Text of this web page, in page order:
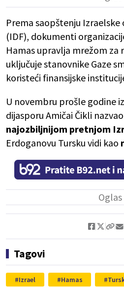
Prema saopštenju
(IDF), dokumenti
Hamas upravlja mrežom za
uključuje stanovnike Gaze
koristeći finansijske
U novembru prošle godine
dijasporu Amičai Čikli
najozbiljnijom pretnjom
Erdoganovu Tursku vidi kao
Tagovi
Izrael Hamas